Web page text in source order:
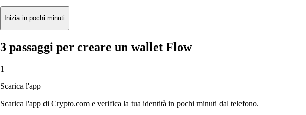
Inizia in pochi minuti
3 passaggi per creare un wallet Flow
1
Scarica l'app
Scarica l'app di Crypto.com e verifica la tua identità in pochi minuti dal telefono.